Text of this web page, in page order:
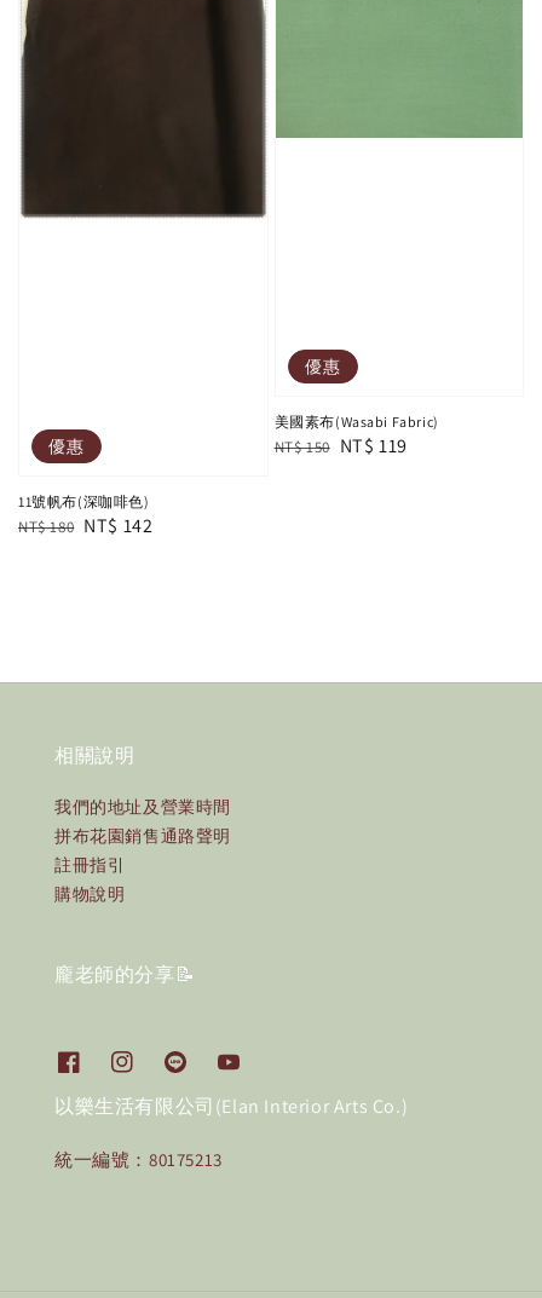
優惠
11號帆布(深咖啡色)
Regular
NT$ 180 Sale
NT$ 142
優惠
美國素布(Wasabi Fabric)
Regular
NT$ 150 Sale
NT$ 119
相關說明
我們的地址及營業時間
拼布花園銷售通路聲明
註冊指引
購物說明
龐老師的分享📝
以樂生活有限公司(Elan Interior Arts Co.)
統一編號：80175213